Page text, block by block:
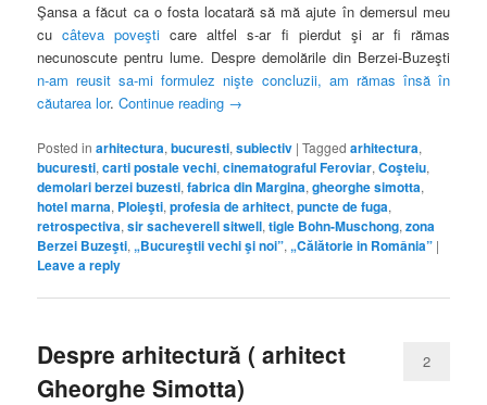
Şansa a făcut ca o fosta locatară să mă ajute în demersul meu
cucâteva poveşti care altfel s-ar fi pierdut şi ar fi rămas
necunoscute pentru lume. Despre demolările din Berzei-Buzeşti
n-am reusit sa-mi formulez nişte concluzii, am rămas însă în
căutarea lor.Continue reading →
Posted in arhitectura,bucuresti,subiectiv |Tagged arhitectura,
bucuresti,carti postale vechi,cinematograful Feroviar,Coşteiu,
demolari berzei buzesti,fabrica din Margina,gheorghe simotta,
hotel marna, Ploieşti,profesia de arhitect,puncte de fuga,
retrospectiva,sir sacheverell sitwell,tigle Bohn-Muschong,zona
Berzei Buzeşti, „Bucureştii vechi şi noi”, „Călătorie in România” |
Leave a reply
Despre arhitectură ( arhitect
Gheorghe Simotta)
2